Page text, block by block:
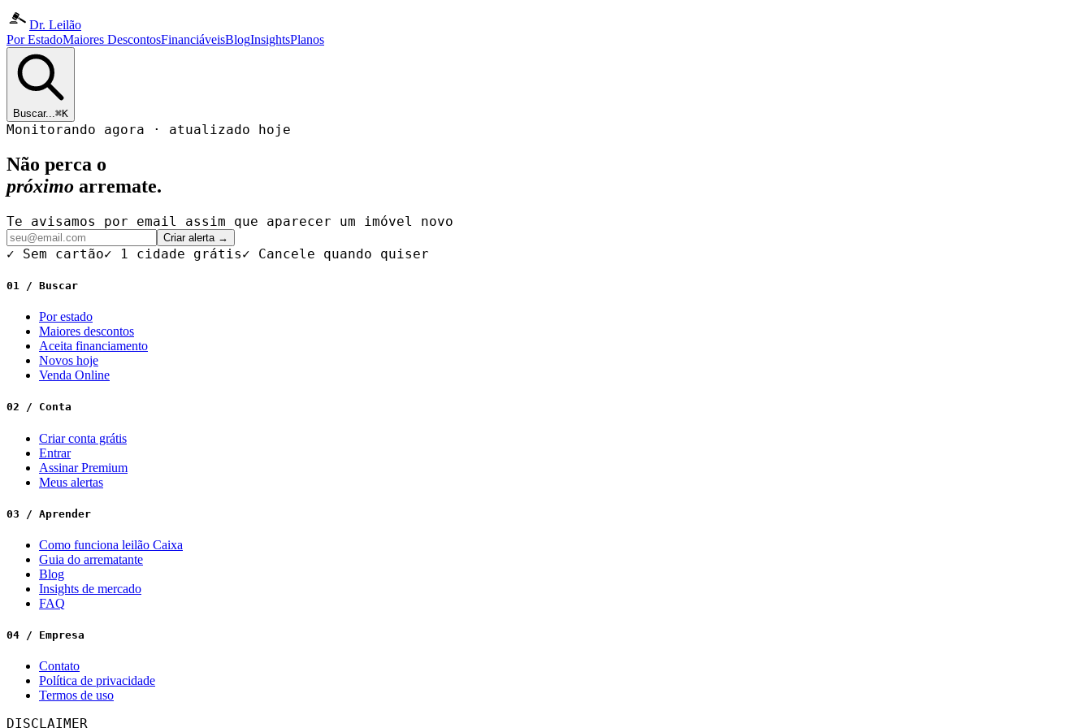
Dr. Leilão
Por EstadoMaiores DescontosFinanciáveisBlogInsightsPlanos
Buscar...⌘K
Monitorando agora · atualizado hoje
Não perca o
próximo arremate.
Te avisamos por email assim que aparecer um imóvel novo
Criar alerta →
✓ Sem cartão✓ 1 cidade grátis✓ Cancele quando quiser
01 / Buscar
Por estado
Maiores descontos
Aceita financiamento
Novos hoje
Venda Online
02 / Conta
Criar conta grátis
Entrar
Assinar Premium
Meus alertas
03 / Aprender
Como funciona leilão Caixa
Guia do arrematante
Blog
Insights de mercado
FAQ
04 / Empresa
Contato
Política de privacidade
Termos de uso
DISCLAIMER